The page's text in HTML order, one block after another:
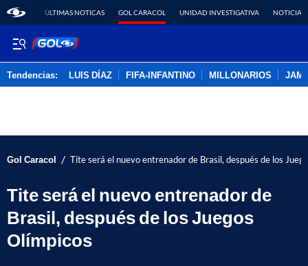
ÚLTIMAS NOTICAS GOL CARACOL UNIDAD INVESTIGATIVA NOTICIAS
Tendencias: LUIS DÍAZ FIFA-INFANTINO MILLONARIOS
Gol Caracol / Tite será el nuevo entrenador de Brasil, después de los
Tite será el nuevo entrenador de
Brasil, después de los Juegos
Olímpicos